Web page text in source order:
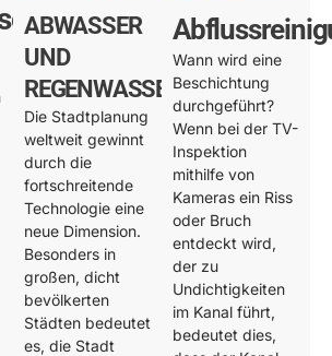
ABWASSER
UND
REGENWASSER
Die Stadtplanung
weltweit gewinnt
durch die
fortschreitende
Technologie eine
neue Dimension.
Besonders in
großen, dicht
bevölkerten
Städten bedeutet
es, die Stadt
Wann wird eine
Beschichtung
durchgeführt?
Wenn bei der TV-
Inspektion
mithilfe von
Kameras ein Riss
oder Bruch
entdeckt wird,
der zu
Undichtigkeiten
im Kanal führt,
bedeutet dies,